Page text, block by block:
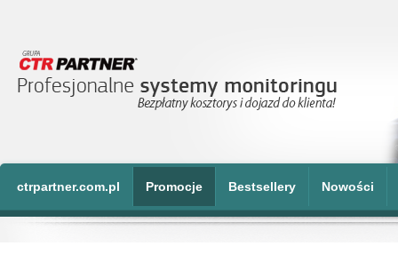
ctrpartner.com.pl Promocje Bestsellery Nowości